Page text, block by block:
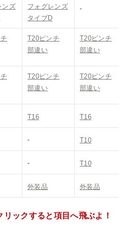
ンズ
フォグレンズ
タイプD
-
T20ピンチ
部違い
T20ピンチ
部違い
T20ピンチ
部違い
T20ピンチ
部違い
T16 T16
- T10
- T10
外装品 外装品
ックすると項目へ飛ぶよ！